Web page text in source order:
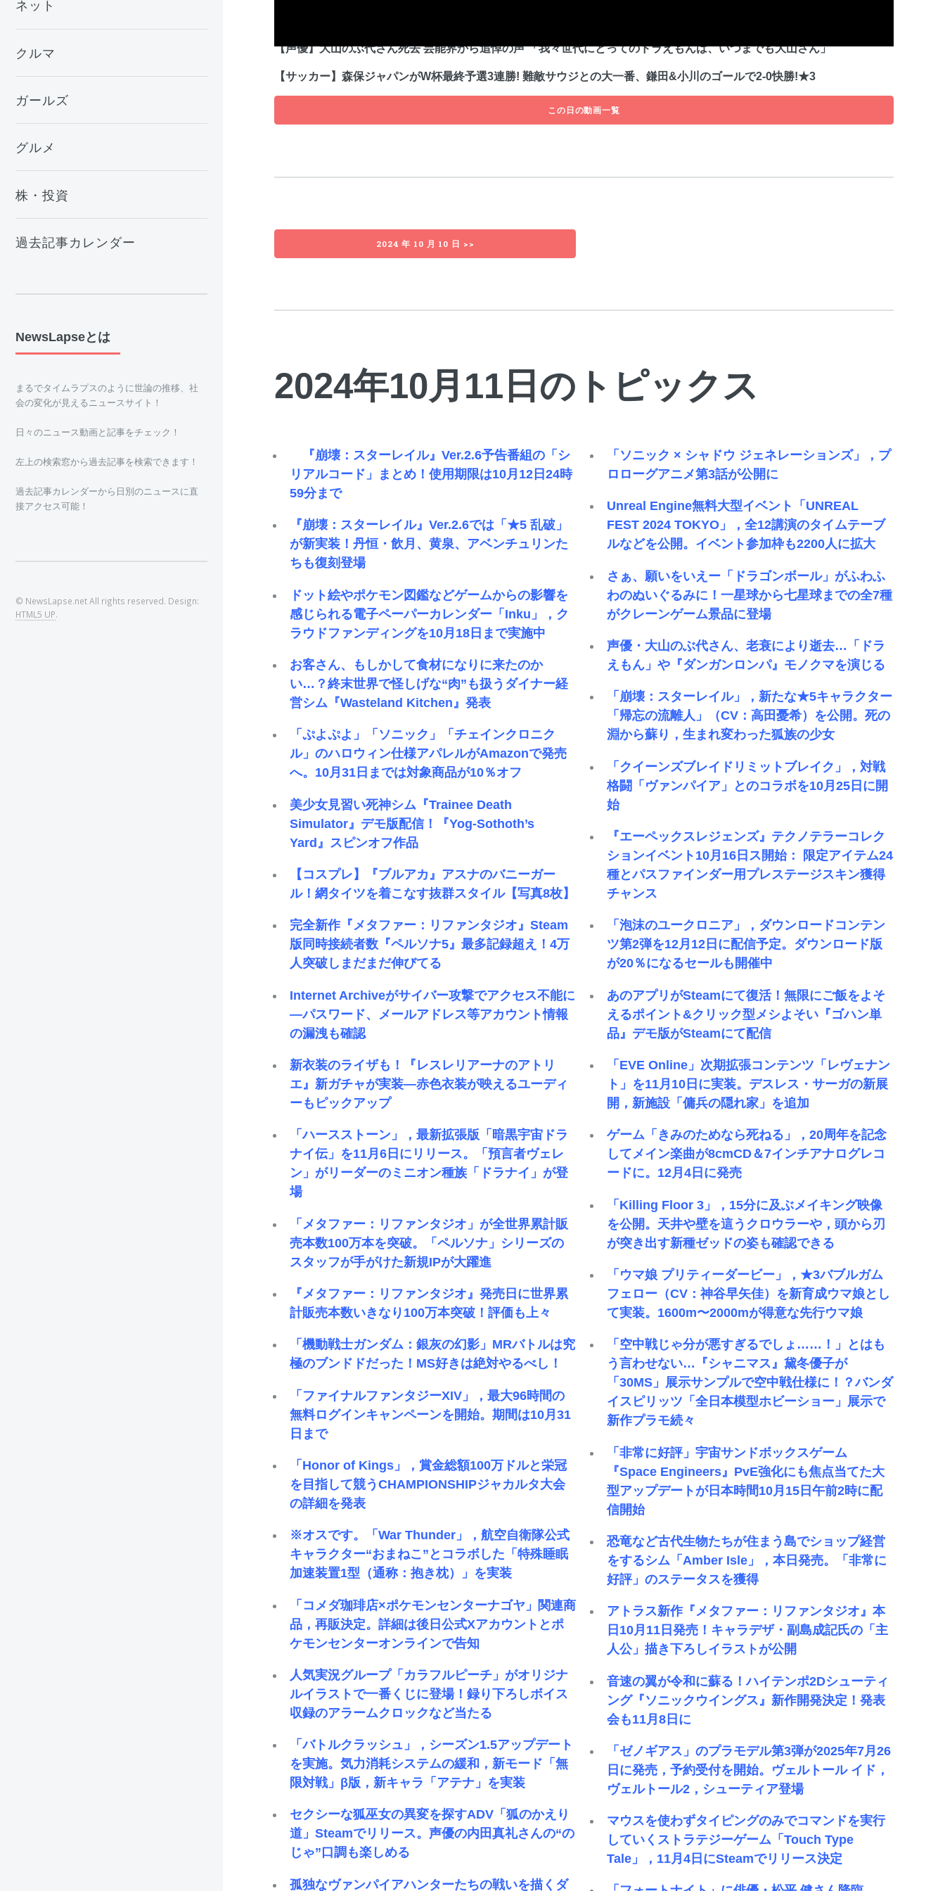
【声優】大山のぶ代さん死去 芸能界から追悼の声 「我々世代にとってのドラえもんは、いつまでも大山さん」
【サッカー】森保ジャパンがW杯最終予選3連勝! 難敵サウジとの大一番、鎌田&小川のゴールで2-0快勝!★3
この日の動画一覧
2024 年 10 月 10 日 >>
2024年10月11日のトピックス
『崩壊：スターレイル』Ver.2.6予告番組の「シ
リアルコード」まとめ！使用期限は10月12日24時
59分まで
『崩壊：スターレイル』Ver.2.6では「★5 乱破」
が新実装！丹恒・飲月、黄泉、アベンチュリンた
ちも復刻登場
ドット絵やポケモン図鑑などゲームからの影響を
感じられる電子ペーパーカレンダー「Inku」，ク
ラウドファンディングを10月18日まで実施中
お客さん、もしかして食材になりに来たのか
い…？終末世界で怪しげな“肉”も扱うダイナー経
営シム『Wasteland Kitchen』発表
「ぷよぷよ」「ソニック」「チェインクロニク
ル」のハロウィン仕様アパレルがAmazonで発売
へ。10月31日までは対象商品が10％オフ
美少女見習い死神シム『Trainee Death
Simulator』デモ版配信！『Yog-Sothoth’s
Yard』スピンオフ作品
【コスプレ】『ブルアカ』アスナのバニーガー
ル！網タイツを着こなす抜群スタイル【写真8枚】
完全新作『メタファー：リファンタジオ』Steam
版同時接続者数『ペルソナ5』最多記録超え！4万
人突破しまだまだ伸びてる
Internet Archiveがサイバー攻撃でアクセス不能に
―パスワード、メールアドレス等アカウント情報
の漏洩も確認
新衣装のライザも！『レスレリアーナのアトリ
エ』新ガチャが実装―赤色衣装が映えるユーディ
ーもピックアップ
「ハースストーン」，最新拡張版「暗黒宇宙ドラ
ナイ伝」を11月6日にリリース。「預言者ヴェレ
ン」がリーダーのミニオン種族「ドラナイ」が登
場
「メタファー：リファンタジオ」が全世界累計販
売本数100万本を突破。「ペルソナ」シリーズの
スタッフが手がけた新規IPが大躍進
『メタファー：リファンタジオ』発売日に世界累
計販売本数いきなり100万本突破！評価も上々
「機動戦士ガンダム：銀灰の幻影」MRバトルは究
極のブンドドだった！MS好きは絶対やるべし！
「ファイナルファンタジーXIV」，最大96時間の
無料ログインキャンペーンを開始。期間は10月31
日まで
「Honor of Kings」，賞金総額100万ドルと栄冠
を目指して競うCHAMPIONSHIPジャカルタ大会
の詳細を発表
※オスです。「War Thunder」，航空自衛隊公式
キャラクター“おまねこ”とコラボした「特殊睡眠
加速装置1型（通称：抱き枕）」を実装
「コメダ珈琲店×ポケモンセンターナゴヤ」関連商
品，再販決定。詳細は後日公式Xアカウントとポ
ケモンセンターオンラインで告知
人気実況グループ「カラフルピーチ」がオリジナ
ルイラストで一番くじに登場！録り下ろしボイス
収録のアラームクロックなど当たる
「バトルクラッシュ」，シーズン1.5アップデート
を実施。気力消耗システムの緩和，新モード「無
限対戦」β版，新キャラ「アテナ」を実装
セクシーな狐巫女の異変を探すADV「狐のかえり
道」Steamでリリース。声優の内田真礼さんの“の
じゃ”口調も楽しめる
孤独なヴァンパイアハンターたちの戦いを描くダ
「ソニック × シャドウ ジェネレーションズ」，プ
ロローグアニメ第3話が公開に
Unreal Engine無料大型イベント「UNREAL
FEST 2024 TOKYO」，全12講演のタイムテーブ
ルなどを公開。イベント参加枠も2200人に拡大
さぁ、願いをいえー「ドラゴンボール」がふわふ
わのぬいぐるみに！一星球から七星球までの全7種
がクレーンゲーム景品に登場
声優・大山のぶ代さん、老衰により逝去…「ドラ
えもん」や『ダンガンロンパ』モノクマを演じる
「崩壊：スターレイル」，新たな★5キャラクター
「帰忘の流離人」（CV：高田憂希）を公開。死の
淵から蘇り，生まれ変わった狐族の少女
「クイーンズブレイドリミットブレイク」，対戦
格闘「ヴァンパイア」とのコラボを10月25日に開
始
『エーペックスレジェンズ』テクノテラーコレク
ションイベント10月16日ス開始： 限定アイテム24
種とパスファインダー用プレステージスキン獲得
チャンス
「泡沫のユークロニア」，ダウンロードコンテン
ツ第2弾を12月12日に配信予定。ダウンロード版
が20％になるセールも開催中
あのアプリがSteamにて復活！無限にご飯をよそ
えるポイント&クリック型メシよそい『ゴハン単
品』デモ版がSteamにて配信
「EVE Online」次期拡張コンテンツ「レヴェナン
ト」を11月10日に実装。デスレス・サーガの新展
開，新施設「傭兵の隠れ家」を追加
ゲーム「きみのためなら死ねる」，20周年を記念
してメイン楽曲が8cmCD＆7インチアナログレコ
ードに。12月4日に発売
「Killing Floor 3」，15分に及ぶメイキング映像
を公開。天井や壁を這うクロウラーや，頭から刃
が突き出す新種ゼッドの姿も確認できる
「ウマ娘 プリティーダービー」，★3バブルガム
フェロー（CV：神谷早矢佳）を新育成ウマ娘とし
て実装。1600m〜2000mが得意な先行ウマ娘
「空中戦じゃ分が悪すぎるでしょ……！」とはも
う言わせない…『シャニマス』黛冬優子が
「30MS」展示サンプルで空中戦仕様に！？バンダ
イスピリッツ「全日本模型ホビーショー」展示で
新作プラモ続々
「非常に好評」宇宙サンドボックスゲーム
『Space Engineers』PvE強化にも焦点当てた大
型アップデートが日本時間10月15日午前2時に配
信開始
恐竜など古代生物たちが住まう島でショップ経営
をするシム「Amber Isle」，本日発売。「非常に
好評」のステータスを獲得
アトラス新作『メタファー：リファンタジオ』本
日10月11日発売！キャラデザ・副島成記氏の「主
人公」描き下ろしイラストが公開
音速の翼が令和に蘇る！ハイテンポ2Dシューティ
ング『ソニックウイングス』新作開発決定！発表
会も11月8日に
「ゼノギアス」のプラモデル第3弾が2025年7月26
日に発売，予約受付を開始。ヴェルトール イド，
ヴェルトール2，シューティア登場
マウスを使わずタイピングのみでコマンドを実行
していくストラテジーゲーム「Touch Type
Tale」，11月4日にSteamでリリース決定
ネット
クルマ
ガールズ
グルメ
株・投資
過去記事カレンダー
NewsLapseとは
まるでタイムラプスのように世論の推移、社
会の変化が見えるニュースサイト！
日々のニュース動画と記事をチェック！
左上の検索窓から過去記事を検索できます！
過去記事カレンダーから日別のニュースに直
接アクセス可能！
© NewsLapse.net All rights reserved. Design:
HTML5 UP.